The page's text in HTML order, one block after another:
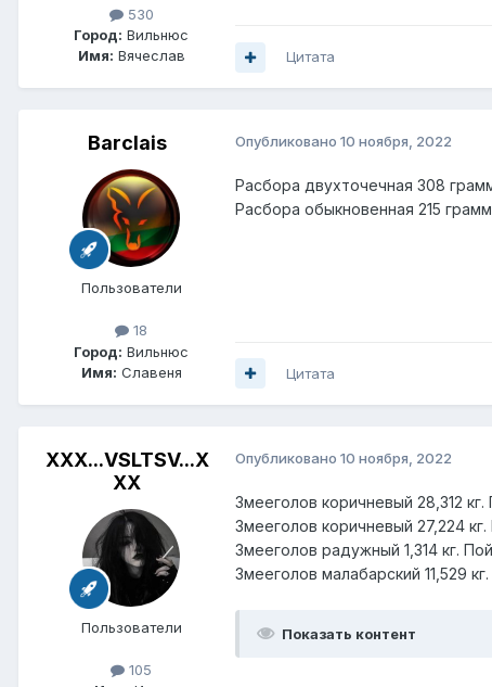
530
Город: Вильнюс
Имя: Вячеслав Цитата
Barclais
Пользователи
18
Город: Вильнюс
Имя: Славеня
Опубликовано 10 ноября, 2022
Расбора двухточечная 308
Расбора обыкновенная 215
Цитата
XXX...VSLTSV...X
XX
Пользователи
105
Опубликовано 10 ноября, 2022
Змееголов коричневый 28,312
Змееголов коричневый 27,224
Змееголов радужный 1,314 кг.
Змееголов малабарский 11,529
Показать контент